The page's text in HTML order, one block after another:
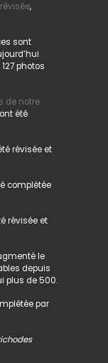
,
sont
photos
de notre
été
révisée et
complétée
révisée et
le
depuis
plus de 500.
par